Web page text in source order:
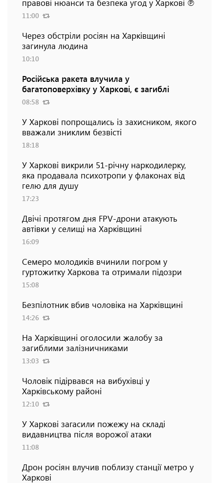
правові нюанси та безпека угод у Харкові ℗
11:00
Через обстріли росіян на Харківщині
загинула людина
10:10
Російська ракета влучила у
багатоповерхівку у Харкові, є загиблі
08:58
У Харкові попрощались із захисником, якого
вважали зниклим безвісті
18:18
У Харкові викрили 51-річну наркодилерку,
яка продавала психотропи у флаконах від
гелю для душу
17:23
Двічі протягом дня FPV-дрони атакують
автівки у селищі на Харківщині
16:09
Семеро молодиків вчинили погром у
гуртожитку Харкова та отримали підозри
15:08
Безпілотник вбив чоловіка на Харківщині
14:26
На Харківщині оголосили жалобу за
загиблими залізничниками
13:03
Чоловік підірвався на вибухівці у
Харківському районі
12:10
У Харкові загасили пожежу на складі
видавництва після ворожої атаки
11:08
Дрон росіян влучив поблизу станції метро у
Харкові